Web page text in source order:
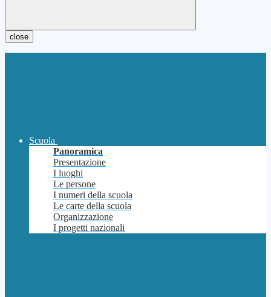
close
Scuola
Panoramica
Presentazione
I luoghi
Le persone
I numeri della scuola
Le carte della scuola
Organizzazione
I progetti nazionali